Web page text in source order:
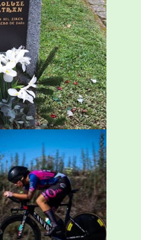
Zaldibar jo zuen
larriena»
02-06